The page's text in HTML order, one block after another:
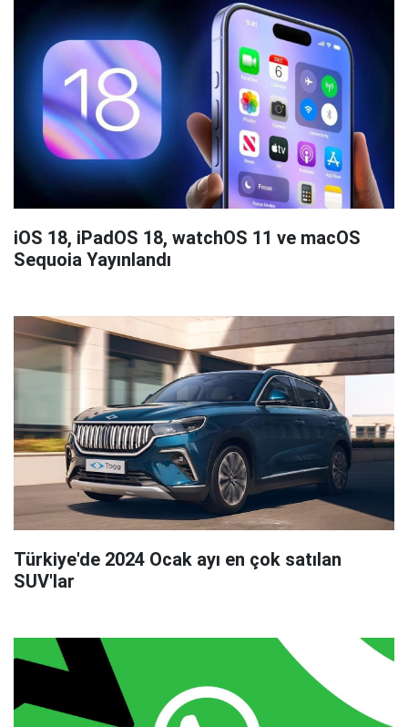
iOS 18, iPadOS 18, watchOS 11 ve macOS
Sequoia Yayınlandı
Türkiye'de 2024 Ocak ayı en çok satılan
SUV'lar